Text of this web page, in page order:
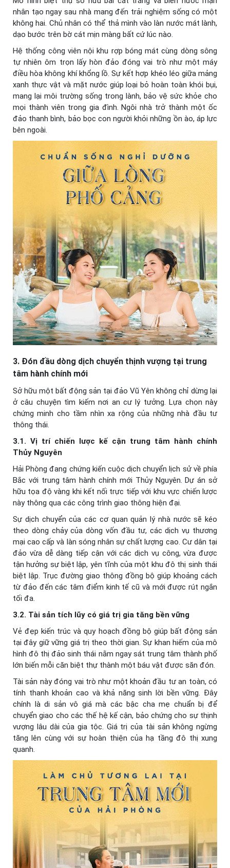
nhân tạo ngay sau nhà mang đến trải nghiệm sống có một
không hai. Chủ nhân có thể thả mình vào làn nước mát lành,
dạo bước trên bờ cát mịn màng bất cứ lúc nào.
Hệ thống công viên nội khu rợp bóng mát cùng dòng sông
tự nhiên ôm trọn lấy hòn đảo đóng vai trò như một máy
điều hòa không khí khổng lồ. Sự kết hợp khéo léo giữa mảng
xanh thực vật và mặt nước giúp loại bỏ hoàn toàn khói bụi,
mang lại môi trường sống trong lành, bảo vệ sức khỏe cho
mọi thành viên trong gia đình. Ngôi nhà trở thành một ốc
đảo thanh bình, bảo bọc con người khỏi những ồn ào, áp lực
bên ngoài.
3. Đón đầu dòng dịch chuyển thịnh vượng tại trung
tâm hành chính mới
Sở hữu một bất động sản tại đảo Vũ Yên không chỉ dừng lại
ở câu chuyện tìm kiếm nơi an cư lý tưởng. Lựa chọn này
chứng minh cho tầm nhìn xa rộng của những nhà đầu tư
thông thái.
3.1. Vị trí chiến lược kế cận trung tâm hành chính
Thủy Nguyên
Hải Phòng đang chứng kiến cuộc dịch chuyển lịch sử về phía
Bắc với trung tâm hành chính mới Thủy Nguyên. Dự án sở
hữu tọa độ vàng khi kết nối trực tiếp với khu vực chiến lược
này thông qua các công trình giao thông hiện đại.
Sự dịch chuyển của các cơ quan quản lý nhà nước sẽ kéo
theo dòng chảy của dòng vốn đầu tư, các dịch vụ thương
mại cao cấp và làn sóng nhân sự chất lượng cao. Cư dân tại
đảo vừa dễ dàng tiếp cận với các dịch vụ công, vừa được
tận hưởng sự biệt lập, yên tĩnh của một khu đô thị sinh thái
biệt lập. Trục đường giao thông đồng bộ giúp khoảng cách
từ đảo đến các tâm điểm kinh tế cũ và mới được rút ngắn
tối đa.
3.2. Tài sản tích lũy có giá trị gia tăng bền vững
Vẻ đẹp kiến trúc và quy hoạch đồng bộ giúp bất động sản
tại đây giữ vững giá trị theo thời gian. Sự khan hiếm của mô
hình đô thị đảo sinh thái nằm ngay sát trung tâm thành phố
lớn biến mỗi căn biệt thự thành một báu vật được săn đón.
Tài sản này đóng vai trò như một khoản đầu tư an toàn, có
tính thanh khoản cao và khả năng sinh lời bền vững. Đây
chính là di sản vô giá mà các bậc cha mẹ chuẩn bị để
chuyển giao cho các thế hệ kế cận, bảo chứng cho sự thịnh
vượng lâu dài của gia tộc. Giá trị của tài sản không ngừng
tăng lên cùng với sự hoàn thiện của hạ tầng đô thị xung
quanh.